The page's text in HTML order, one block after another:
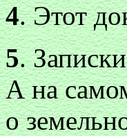
4. Этот
5.
А на
о